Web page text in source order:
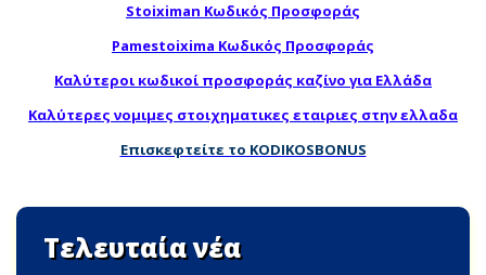
Stoiximan Κωδικός Προσφοράς
Pamestoixima Κωδικός Προσφοράς
Καλύτεροι κωδικοί προσφοράς καζίνο για Ελλάδα
Καλύτερες νομιμες στοιχηματικες εταιριες στην ελλαδα
Επισκεφτείτε το KODIKOSBONUS
Τελευταία νέα